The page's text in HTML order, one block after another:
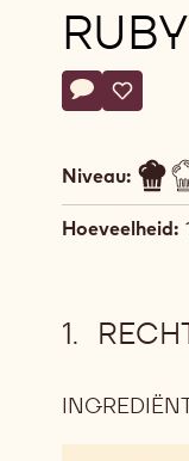
Actions
Schrijf een
- Ruby Gia
Opslaan
- Ruby
Niveau:
Hoeveelheid: